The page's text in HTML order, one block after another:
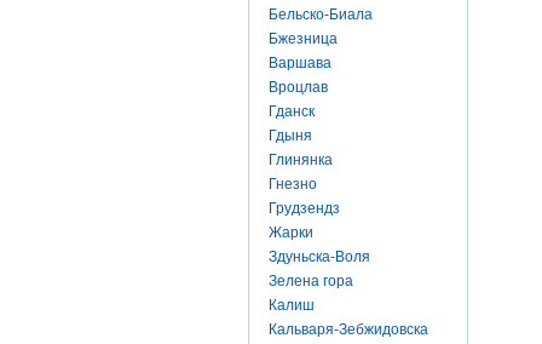
Бельско-Биала
Бжезница
Варшава
Вроцлав
Гданск
Гдыня
Глинянка
Гнезно
Грудзендз
Жарки
Здуньска-Воля
Зелена гора
Калиш
Кальваря-Зебжидовска